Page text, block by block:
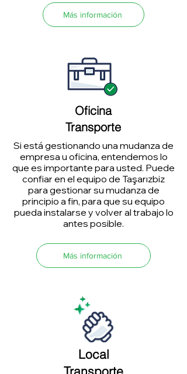
Más información
Oficina
Transporte
Si está gestionando una mudanza de
empresa u oficina, entendemos lo
que es importante para usted. Puede
confiar en el equipo de Taşarızbiz
para gestionar su mudanza de
principio a fin, para que su equipo
pueda instalarse y volver al trabajo lo
antes posible.
Más información
Local